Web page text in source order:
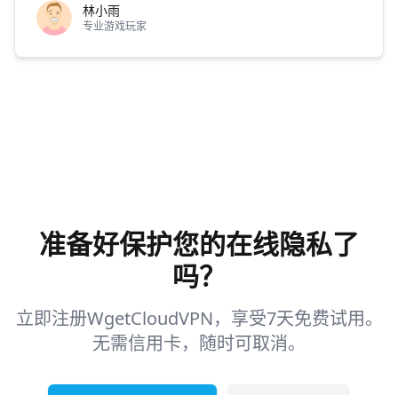
林小雨
专业游戏玩家
准备好保护您的在线隐私了
吗？
立即注册WgetCloudVPN，享受7天免费试用。
无需信用卡，随时可取消。